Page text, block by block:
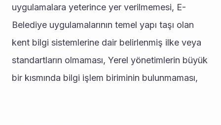
uygulamalara yeterince yer verilmemesi, E-
Belediye uygulamalarının temel yapı taşı olan
kent bilgi sistemlerine dair belirlenmiş ilke veya
standartların olmaması, Yerel yönetimlerin büyük
bir kısmında bilgi işlem biriminin bulunmaması,